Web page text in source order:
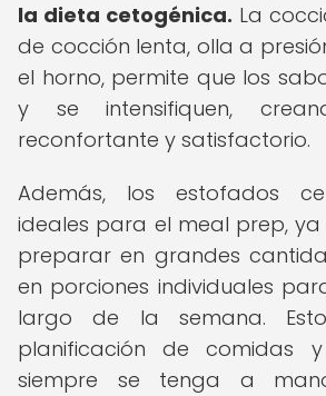
la dieta cetogénica. La
de cocción lenta, olla a
el horno, permite que los
y se intensifiquen,
reconfortante y satisfactorio.
Además, los estofados
ideales para el meal prep,
preparar en grandes
en porciones individuales
largo de la semana.
planificación de comidas
siempre se tenga a